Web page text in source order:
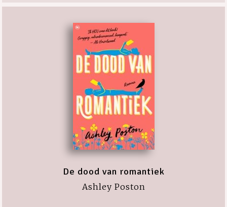
De dood van romantiek
Ashley Poston